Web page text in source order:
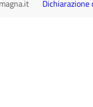
Dichiarazione